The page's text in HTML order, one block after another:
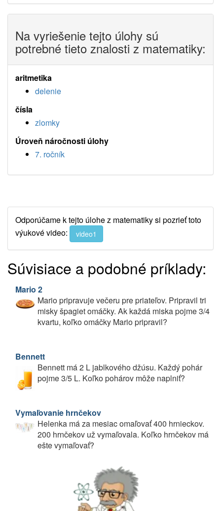
Na vyriešenie tejto úlohy sú
potrebné tieto znalosti z matematiky:
aritmetika
delenie
čísla
zlomky
Úroveň náročnosti úlohy
7. ročník
Odporúčame k tejto úlohe z matematiky si pozrieť toto
výukové video:
video1
Súvisiace a podobné príklady:
Mario 2
Mario pripravuje večeru pre priateľov. Pripravil tri
misky špagiet omáčky. Ak každá miska pojme 3/4
kvartu, koľko omáčky Mario pripravil?
Bennett
Bennett má 2 L jablkového džúsu. Každý pohár
pojme 3/5 L. Koľko pohárov môže naplniť?
Vymaľovanie hrnčekov
Helenka má za mesiac omaľovať 400 hrnieckov.
200 hrnčekov už vymaľovala. Koľko hrnčekov má
ešte vymaľovať?